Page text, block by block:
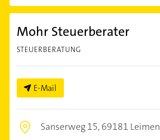
Mohr Steuerberater
STEUERBERATUNG
E-Mail
Sanserweg 15,69181 Leimen